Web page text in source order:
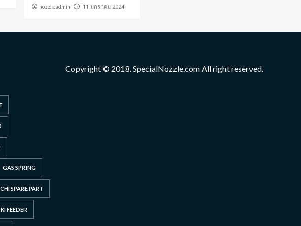
nozzleadmin ่11 มกราคม 2024
GAS SPRING
SPARE PART
FEEDER
Copyright © 2018. SpecialNozzle.com All right reserved.